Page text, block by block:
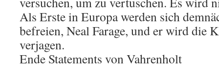
Als Erste in Europa werden sich
befreien, Neal Farage, und er wird die
verjagen.
Ende Statements von Vahrenholt